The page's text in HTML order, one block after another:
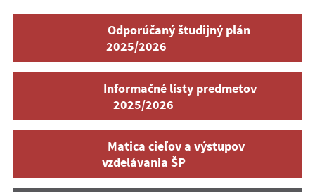
Odporúčaný študijný plán
2025/2026
Informačné listy predmetov
2025/2026
Matica cieľov a výstupov
vzdelávania ŠP